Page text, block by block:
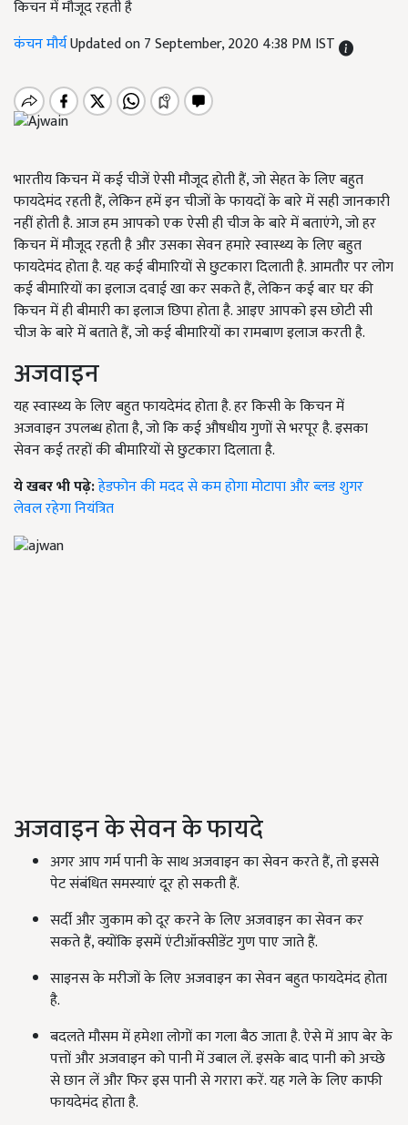
किचन में मौजूद रहती है
कंचन मौर्यUpdated on 7 September, 2020 4:38 PM IST
भारतीय किचन में कई चीजें ऐसी मौजूद होती हैं, जो सेहत के लिए बहुत
फायदेमंद रहती हैं, लेकिन हमें इन चीजों के फायदों के बारे में सही जानकारी
नहीं होती है. आज हम आपको एक ऐसी ही चीज के बारे में बताएंगे, जो हर
किचन में मौजूद रहती है और उसका सेवन हमारे स्वास्थ्य के लिए बहुत
फायदेमंद होता है. यह कई बीमारियों से छुटकारा दिलाती है. आमतौर पर लोग
कई बीमारियों का इलाज दवाई खा कर सकते हैं, लेकिन कई बार घर की
किचन में ही बीमारी का इलाज छिपा होता है. आइए आपको इस छोटी सी
चीज के बारे में बताते हैं, जो कई बीमारियों का रामबाण इलाज करती है.
अजवाइन
यह स्वास्थ्य के लिए बहुत फायदेमंद होता है. हर किसी के किचन में
अजवाइन उपलब्ध होता है, जो कि कई औषधीय गुणों से भरपूर है. इसका
सेवन कई तरहों की बीमारियों से छुटकारा दिलाता है.
ये खबर भी पढ़े:हेडफोन की मदद से कम होगा मोटापा और ब्लड शुगर
लेवल रहेगा नियंत्रित
अजवाइन के सेवन के फायदे
अगर आप गर्म पानी के साथ अजवाइन का सेवन करते हैं, तो इससे
पेट संबंधित समस्याएं दूर हो सकती हैं.
सर्दी और जुकाम को दूर करने के लिए अजवाइन का सेवन कर
सकते हैं, क्योंकि इसमें एंटीऑक्सीडेंट गुण पाए जाते हैं.
साइनस के मरीजों के लिए अजवाइन का सेवन बहुत फायदेमंद होता
है.
बदलते मौसम में हमेशा लोगों का गला बैठ जाता है. ऐसे में आप बेर के
पत्तों और अजवाइन को पानी में उबाल लें. इसके बाद पानी को अच्छे
से छान लें और फिर इस पानी से गरारा करें. यह गले के लिए काफी
फायदेमंद होता है.